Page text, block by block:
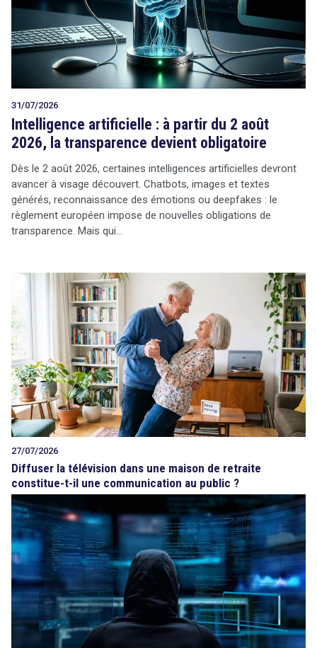
Tout sur le droit de l'innovation
Rechercher
CONTACT
27/07/2026
Diffuser la télévision dans une maison de retraite
constitue-t-il une communication au public ?
31/07/2026
Intelligence artificielle : à partir du 2 août
2026, la transparence devient obligatoire
Dès le 2 août 2026, certaines intelligences artificielles devront
avancer à visage découvert. Chatbots, images et textes
générés, reconnaissance des émotions ou deepfakes : le
règlement européen impose de nouvelles obligations de
transparence. Mais qui…